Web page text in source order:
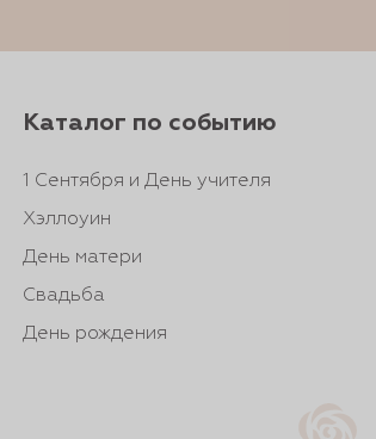
Каталог по событию
1 Сентября и День учителя
Хэллоуин
День матери
Свадьба
День рождения